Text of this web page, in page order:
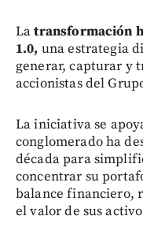
Latransformación
1.0, una estrategia
generar, capturar y
accionistas del
La iniciativa se
conglomerado ha
década para
concentrar su
balance financiero,
el valor de sus